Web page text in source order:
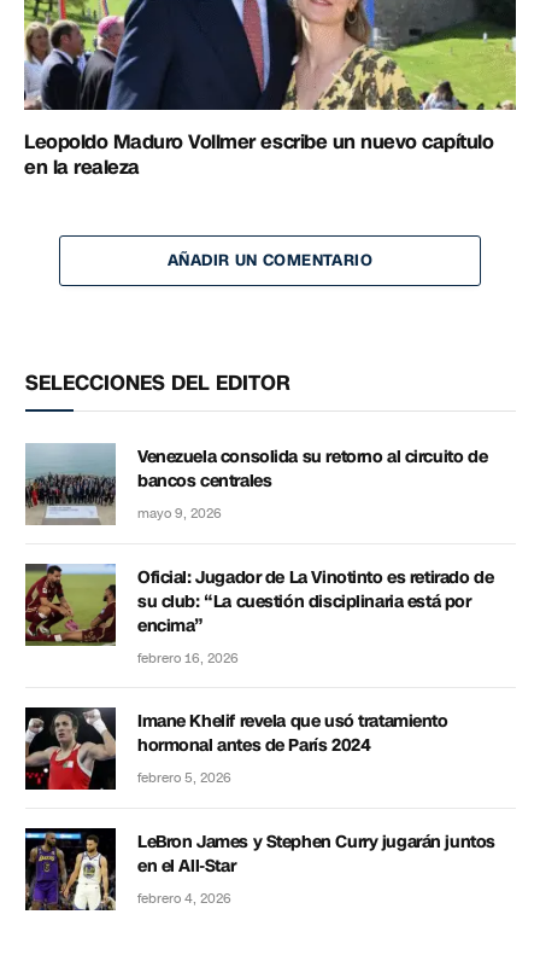
Leopoldo Maduro Vollmer escribe un nuevo capítulo
en la realeza
AÑADIR UN COMENTARIO
SELECCIONES DEL EDITOR
Venezuela consolida su retorno al circuito de
bancos centrales
mayo 9, 2026
Oficial: Jugador de La Vinotinto es retirado de
su club: “La cuestión disciplinaria está por
encima”
febrero 16, 2026
Imane Khelif revela que usó tratamiento
hormonal antes de París 2024
febrero 5, 2026
LeBron James y Stephen Curry jugarán juntos
en el All-Star
febrero 4, 2026